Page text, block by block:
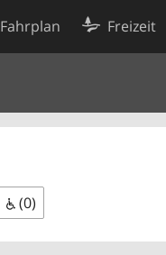
Fahrplan Freizeit
(0)
Cookie-Einstellungen